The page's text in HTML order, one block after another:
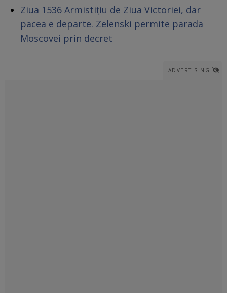
Ziua 1536 Armistițiu de Ziua Victoriei, dar
pacea e departe. Zelenski permite parada
Moscovei prin decret
ADVERTISING